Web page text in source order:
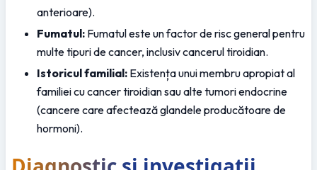
anterioare).
Fumatul: Fumatul este un factor de risc general pentru
multe tipuri de cancer, inclusiv cancerul tiroidian.
Istoricul familial: Existența unui membru apropiat al
familiei cu cancer tiroidian sau alte tumori endocrine
(cancere care afectează glandele producătoare de
hormoni).